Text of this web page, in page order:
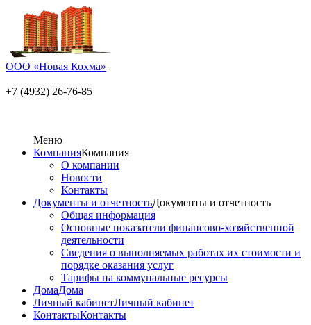
ООО «Новая Кохма»
+7 (4932) 26-76-85
Меню
КомпанияКомпания
О компании
Новости
Контакты
Документы и отчетностьДокументы и отчетность
Общая информация
Основные показатели финансово-хозяйственной
деятельности
Сведения о выполняемых работах их стоимости и
порядке оказания услуг
Тарифы на коммунальные ресурсы
ДомаДома
Личный кабинетЛичный кабинет
КонтактыКонтакты